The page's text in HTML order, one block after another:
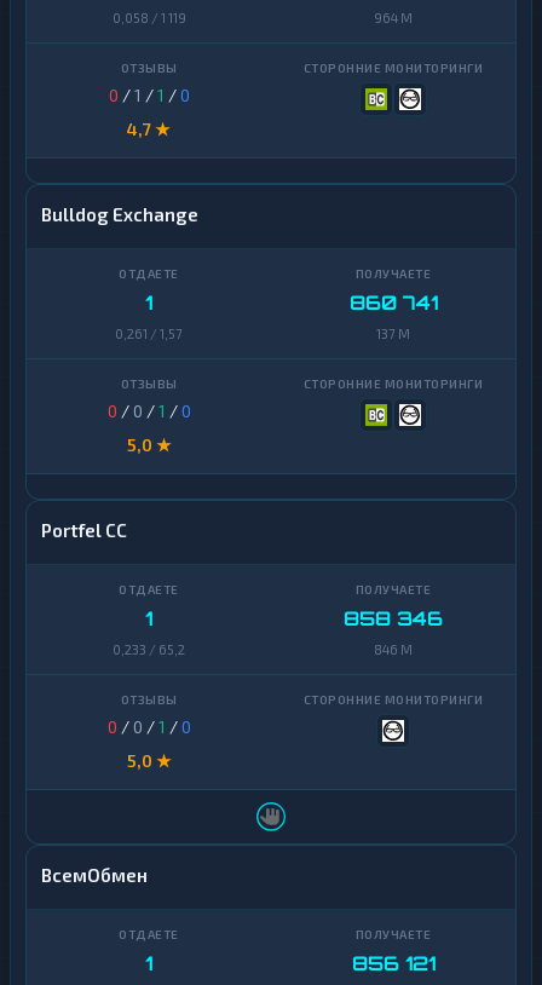
0,058 / 1 119 964 M
0 /1 /1 /0
4,7 ★
Bulldog Exchange
1
0,261 / 1,57
860 741
137 M
0 / 0 /1 /0
5,0 ★
Portfel CC
1
0,233 / 65,2
858 346
846 M
0 / 0 /1 /0
5,0 ★
ВсемОбмен
1 856 121